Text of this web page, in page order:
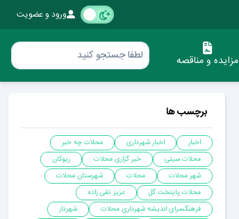
ورود و عضویت
مزایده و مناقصه
برچسب ها
اخبار اخبار شهرداری
محلات چه خبر
محلات سیتی
خبر گزاری محلات
ریوکان
شهر محلات
محلات
شهرستان محلات
محلات پایتخت گل
عزیز تقی زاده
فرهنگسرای اندیشه شهرداری محلات
شهردار